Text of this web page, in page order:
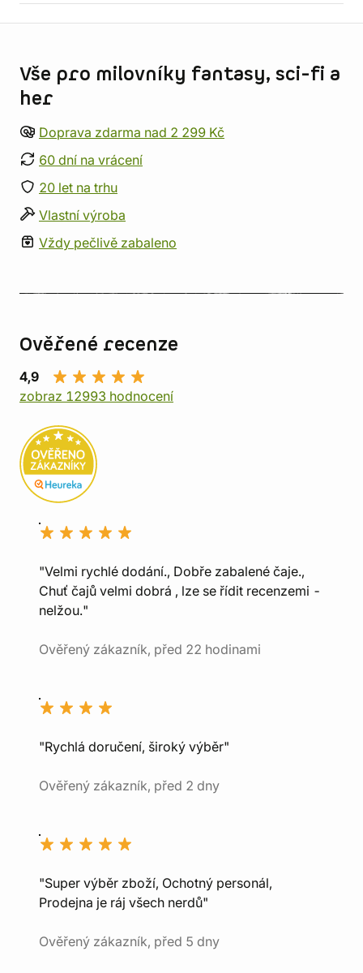
Vše pro milovníky fantasy, sci-fi a
her
Doprava zdarma nad 2 299 Kč
60 dní na vrácení
20 let na trhu
Vlastní výroba
Vždy pečlivě zabaleno
Ověřené recenze
4,9
zobraz 12993 hodnocení
"Velmi rychlé dodání., Dobře zabalené čaje.,
Chuť čajů velmi dobrá , lze se řídit recenzemi -
nelžou."
Ověřený zákazník, před 22 hodinami
"Rychlá doručení, široký výběr"
Ověřený zákazník, před 2 dny
"Super výběr zboží, Ochotný personál,
Prodejna je ráj všech nerdů"
Ověřený zákazník, před 5 dny